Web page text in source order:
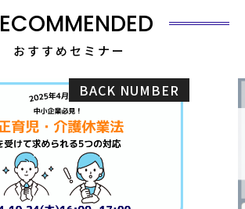
RECOMMENDED
おすすめセミナー
BACK NUMBER